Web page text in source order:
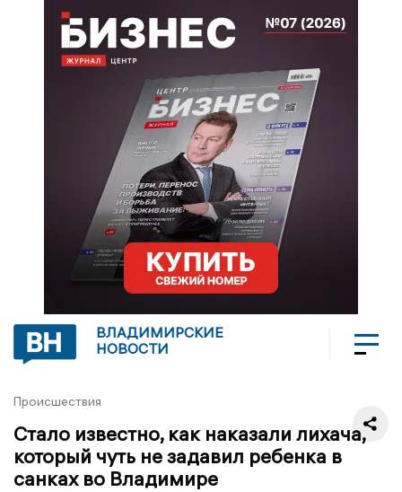
ВЛАДИМИРСКИЕ
НОВОСТИ
Происшествия
Стало известно, как наказали лихача,
который чуть не задавил ребенка в
санках во Владимире